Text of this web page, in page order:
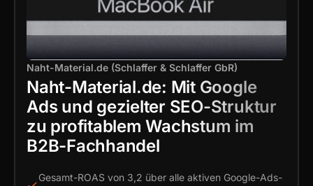
Naht-Material.de (Schlaffer & Schlaffer GbR)
Naht-Material.de: Mit Google
Ads und gezielter SEO-Struktur
zu profitablem Wachstum im
B2B-Fachhandel
Gesamt-ROAS von 3,2 über alle aktiven Google-Ads-